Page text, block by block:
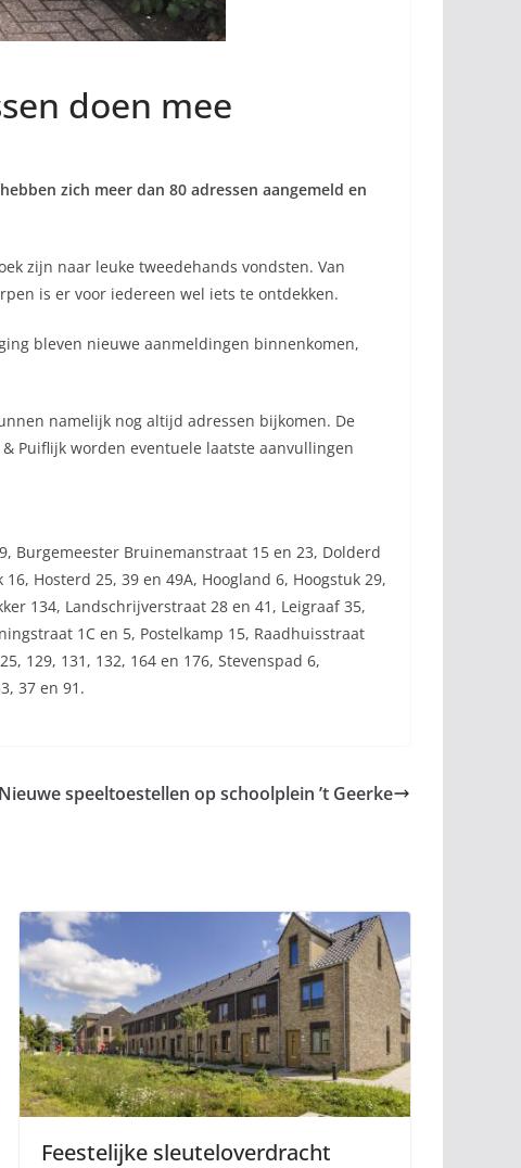
doen mee
zich meer dan 80 adressen aangemeld en
zijn naar leuke tweedehands vondsten. Van
is er voor iedereen wel iets te ontdekken.
bleven nieuwe aanmeldingen binnenkomen,
namelijk nog altijd adressen bijkomen. De
Puiflijk worden eventuele laatste aanvullingen
Burgemeester Bruinemanstraat 15 en 23, Dolderd
Hosterd 25, 39 en 49A, Hoogland 6, Hoogstuk 29,
134, Landschrijverstraat 28 en 41, Leigraaf 35,
1C en 5, Postelkamp 15, Raadhuisstraat
129, 131, 132, 164 en 176, Stevenspad 6,
37 en 91.
Nieuwe speeltoestellen op schoolplein ’t Geerke
Feestelijke sleuteloverdracht